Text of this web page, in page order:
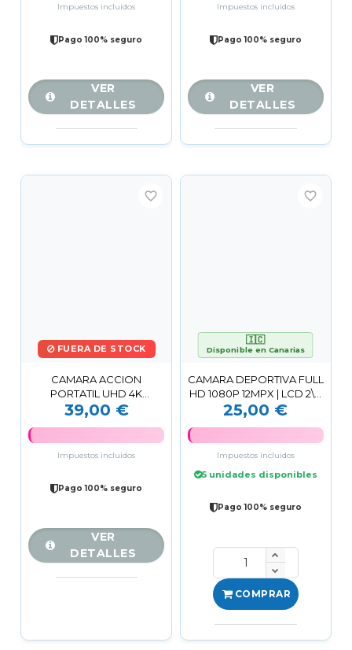
Impuestos incluidos
Pago 100% seguro
VER
DETALLES
Impuestos incluidos
Pago 100% seguro
VER
DETALLES
FUERA DE STOCK
favorite_border
CAMARA ACCION
PORTATIL UHD 4K
BLANCA ZF05 XO
39,00 €
Impuestos incluidos
Pago 100% seguro
VER
DETALLES
🇮🇨
Disponible en Canarias
favorite_border
CAMARA DEPORTIVA FULL
HD 1080P 12MPX | LCD 2\" |
CAMVIEW
25,00 €
Impuestos incluidos
5 unidades disponibles
Pago 100% seguro
COMPRAR